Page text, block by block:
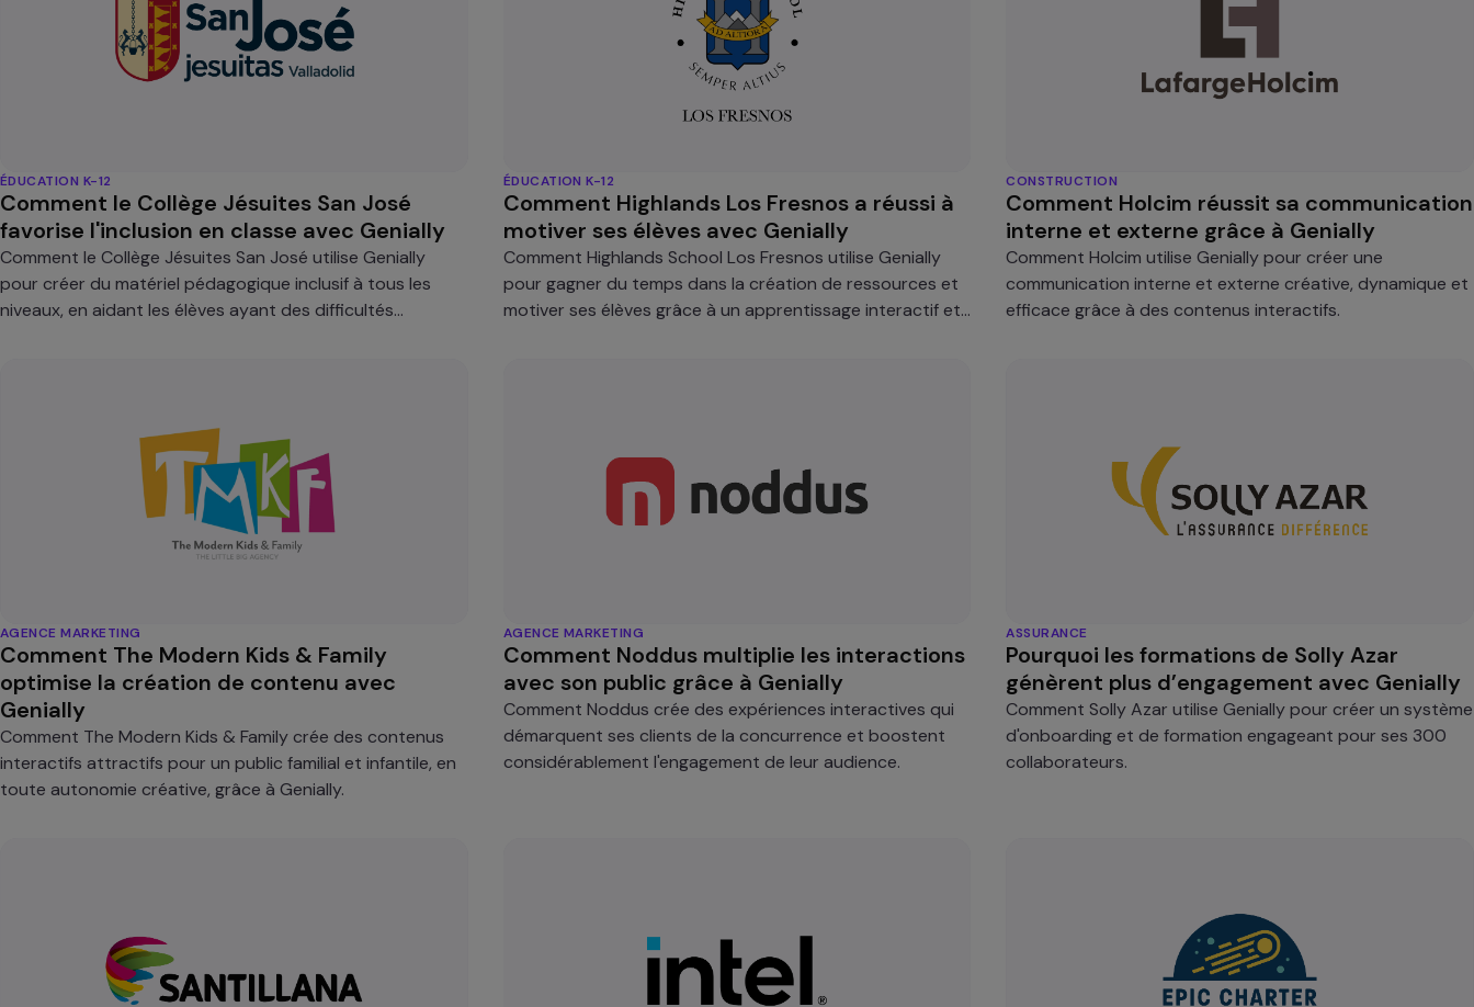
ÉDUCATION K-12
Comment le Collège Jésuites San José
favorise l'inclusion en classe avec Genially
Comment le Collège Jésuites San José utilise Genially
pour créer du matériel pédagogique inclusif à tous les
niveaux, en aidant les élèves ayant des difficultés
ÉDUCATION K-12
Comment Highlands Los Fresnos a réussi à
motiver ses élèves avec Genially
Comment Highlands School Los Fresnos utilise Genially
pour gagner du temps dans la création de ressources et
motiver ses élèves grâce à un apprentissage interactif et
CONSTRUCTION
Comment Holcim réussit sa communication
interne et externe grâce à Genially
Comment Holcim utilise Genially pour créer une
communication interne et externe créative, dynamique et
efficace grâce à des contenus interactifs.
AGENCE MARKETING
Comment The Modern Kids & Family
optimise la création de contenu avec
Genially
Comment The Modern Kids & Family crée des contenus
interactifs attractifs pour un public familial et infantile, en
toute autonomie créative, grâce à Genially.
AGENCE MARKETING
Comment Noddus multiplie les interactions
avec son public grâce à Genially
Comment Noddus crée des expériences interactives qui
démarquent ses clients de la concurrence et boostent
considérablement l'engagement de leur audience.
ASSURANCE
Pourquoi les formations de Solly Azar
génèrent plus d’engagement avec Genially
Comment Solly Azar utilise Genially pour créer un système
d'onboarding et de formation engageant pour ses 300
collaborateurs.